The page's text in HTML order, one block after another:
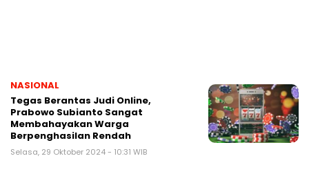
NASIONAL
Tegas Berantas Judi Online,
Prabowo Subianto Sangat
Membahayakan Warga
Berpenghasilan Rendah
Selasa, 29 Oktober 2024 - 10:31 WIB